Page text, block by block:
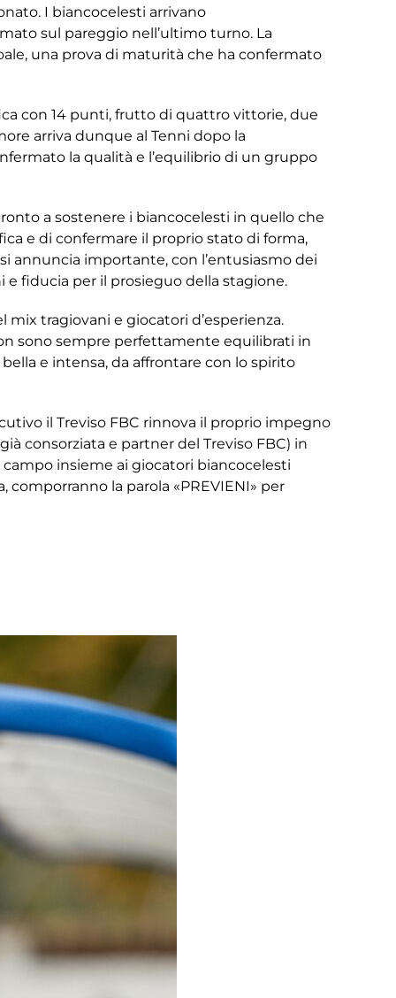
I biancocelesti arrivano
sul pareggio nell’ultimo turno. La
una prova di maturità che ha confermato
con 14 punti, frutto di quattro vittorie, due
arriva dunque al Tenni dopo la
la qualità e l’equilibrio di un gruppo
a sostenere i biancocelesti in quello che
e di confermare il proprio stato di forma,
annuncia importante, con l’entusiasmo dei
fiducia per il prosieguo della stagione.
tragiovani e giocatori d’esperienza.
sono sempre perfettamente equilibrati in
e intensa, da affrontare con lo spirito
il Treviso FBC rinnova il proprio impegno
consorziata e partner del Treviso FBC) in
campo insieme ai giocatori biancocelesti
la parola «PREVIENI» per